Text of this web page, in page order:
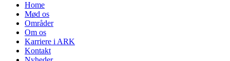
Home
Mød os
Områder
Om os
Karriere i ARK
Kontakt